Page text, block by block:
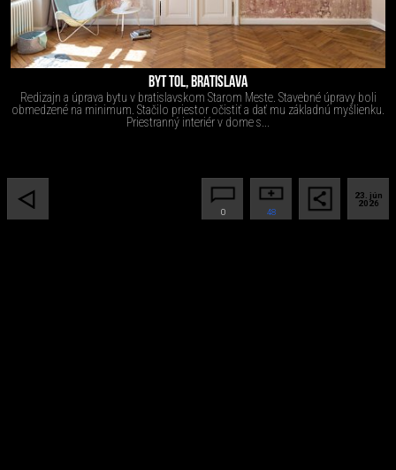
BYT TOL, BRATISLAVA
Redizajn a úprava bytu v bratislavskom Starom Meste. Stavebné úpravy boli
obmedzené na minimum. Stačilo priestor očistiť a dať mu základnú myšlienku.
Priestranný interiér v dome s...
23. jún
2026
48
0